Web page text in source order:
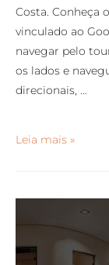
Costa. Conheça
vinculado ao
navegar pelo
os lados e
direcionais, …
Leia mais »